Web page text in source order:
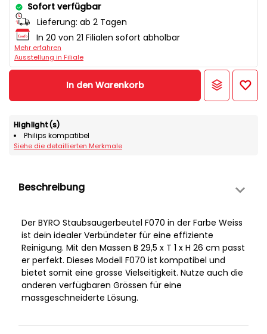
Sofort verfügbar
Lieferung: ab 2 Tagen
In 20 von 21 Filialen sofort abholbar
Mehr erfahren
Ausstellung in Filiale
In den Warenkorb
Highlight(s)
Philips kompatibel
Siehe die detaillierten Merkmale
Beschreibung
Der BYRO Staubsaugerbeutel F070 in der Farbe Weiss
ist dein idealer Verbündeter für eine effiziente
Reinigung. Mit den Massen B 29,5 x T 1 x H 26 cm passt
er perfekt. Dieses Modell F070 ist kompatibel und
bietet somit eine grosse Vielseitigkeit. Nutze auch die
anderen verfügbaren Grössen für eine
massgeschneiderte Lösung.